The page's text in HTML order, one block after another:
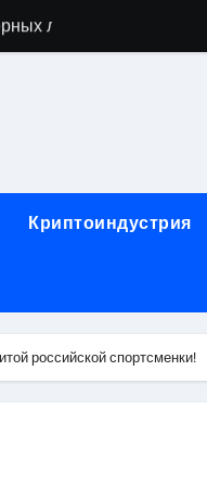
лент
компонентов
и сценарии
и банковского
Криптоиндустрия
российской спортсменки!